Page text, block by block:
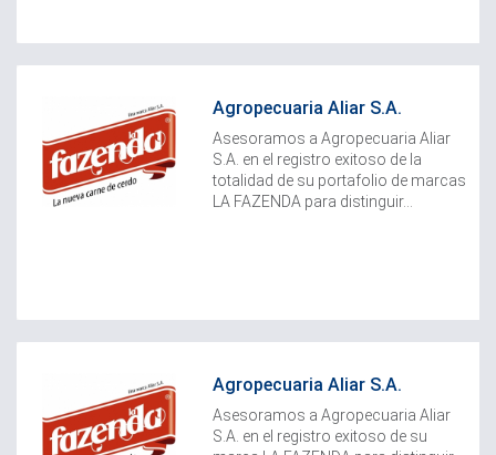
Agropecuaria Aliar S.A.
Asesoramos a Agropecuaria Aliar
S.A. en el registro exitoso de la
totalidad de su portafolio de marcas
LA FAZENDA para distinguir...
Agropecuaria Aliar S.A.
Asesoramos a Agropecuaria Aliar
S.A. en el registro exitoso de su